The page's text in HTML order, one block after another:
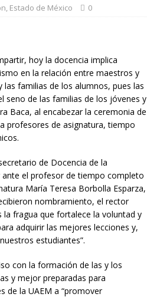
, Estado de México 0
hoy la docencia implica
en la relación entre maestros y
familias de los alumnos, pues las
seno de las familias de los jóvenes y
Baca, al encabezar la ceremonia de
profesores de asignatura, tiempo
de Docencia de la
el profesor de tiempo completo
María Teresa Borbolla Esparza,
nombramiento, el rector
la fragua que fortalece la voluntad y
adquirir las mejores lecciones y,
estudiantes”.
con la formación de las y los
y mejor preparadas para
de la UAEM a “promover